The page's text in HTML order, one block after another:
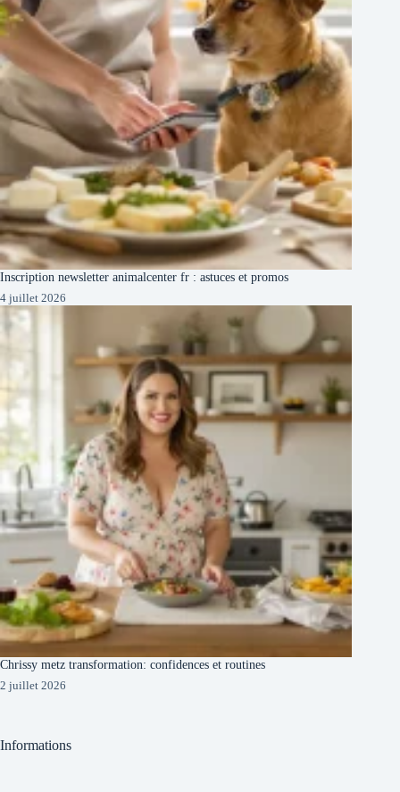
Inscription newsletter animalcenter fr : astuces et promos
4 juillet 2026
Chrissy metz transformation: confidences et routines
2 juillet 2026
Informations